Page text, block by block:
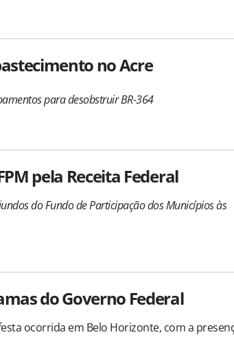
no Acre
para desobstruir BR-364
pela Receita Federal
do Fundo de Participação dos Municípios às
do Governo Federal
ocorrida em Belo Horizonte, com a